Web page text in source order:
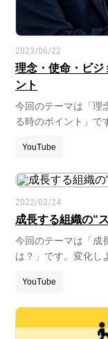
2023/06/22
理念・使命・ビジ
ント
今回のテーマは「理
る時のポイント」で
YouTube
2022/02/24
成長する組織の“
今回のテーマは「成
は？」です。変化し
YouTube